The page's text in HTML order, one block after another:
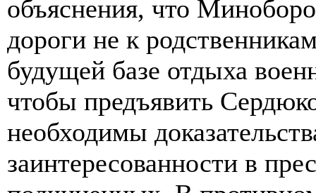
объяснения, что
дороги не к
будущей базе отдыха
чтобы предъявить
необходимы
заинтересованности в